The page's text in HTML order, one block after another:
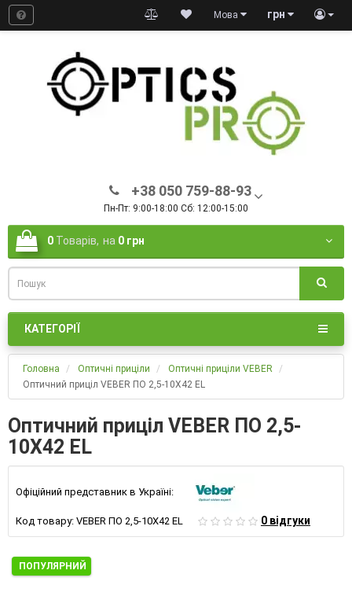
грн
Мова
+38 050 759-88-93
Пн-Пт: 9:00-18:00 Сб: 12:00-15:00
0 Товарів, на 0 грн
КАТЕГОРІЇ
Головна Оптичні приціли
Оптичні приціли VEBER
Оптичний приціл VEBER ПО 2,5-10Х42 EL
Оптичний приціл VEBER ПО 2,5-
10Х42 EL
Офіційний представник в Україні:
Код товару: VEBER ПО 2,5-10Х42 EL 0 відгуки
ПОПУЛЯРНИЙ